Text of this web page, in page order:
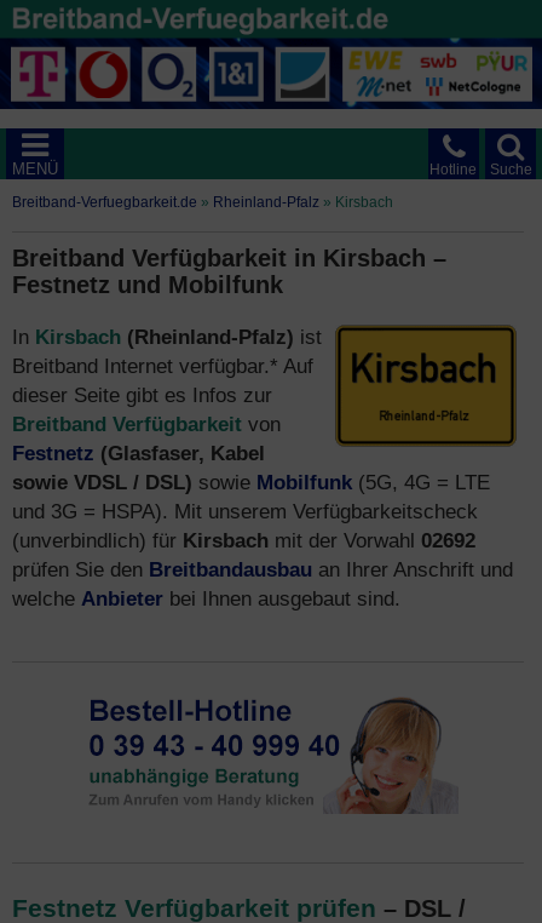
Suche
Hotline
MENÜ
Breitband-Verfuegbarkeit.de » Rheinland-Pfalz » Kirsbach
Breitband Verfügbarkeit in Kirsbach –
Festnetz und Mobilfunk
In Kirsbach (Rheinland-Pfalz) ist
Breitband Internet verfügbar.* Auf
dieser Seite gibt es Infos zur
Breitband Verfügbarkeit von
Festnetz (Glasfaser, Kabel
sowie VDSL / DSL) sowie Mobilfunk (5G, 4G = LTE
und 3G = HSPA). Mit unserem Verfügbarkeitscheck
(unverbindlich) für Kirsbach mit der Vorwahl 02692
prüfen Sie den Breitbandausbau an Ihrer Anschrift und
welche Anbieter bei Ihnen ausgebaut sind.
Festnetz Verfügbarkeit prüfen – DSL /